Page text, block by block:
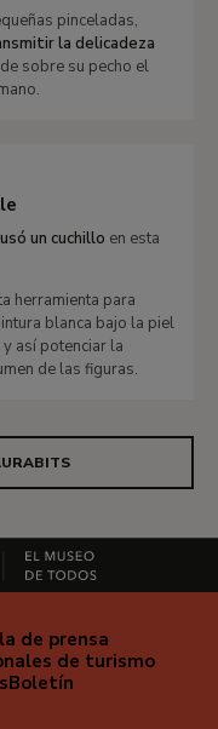
pinceladas,
la delicadeza
sobre su pecho el
un cuchillo en esta
herramienta para
blanca bajo la piel
así potenciar la
de las figuras.
de prensa
de turismo
Boletín